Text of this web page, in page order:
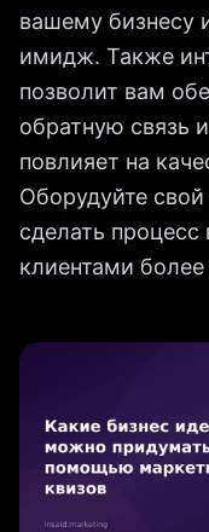
вашему бизнесу
имидж. Также
позволит вам
обратную связь
повлияет на
Оборудуйте
сделать
клиентами